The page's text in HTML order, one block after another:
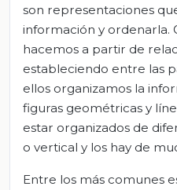
son representaciones
información y ordenarla.
hacemos a partir de
estableciendo entre las
ellos organizamos la
figuras geométricas y
estar organizados de
o vertical y los hay de
Entre los más comunes